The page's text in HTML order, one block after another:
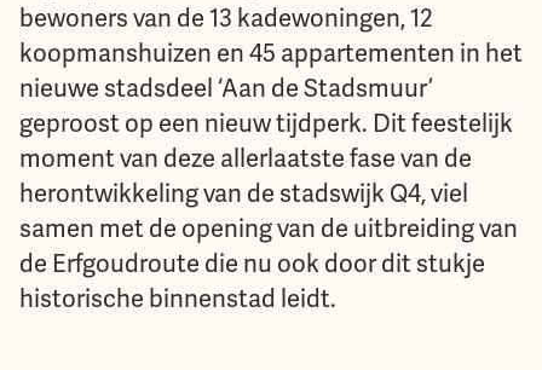
bewoners van de 13 kadewoningen, 12
koopmanshuizen en 45 appartementen in het
nieuwe stadsdeel ‘Aan de Stadsmuur’
geproost op een nieuw tijdperk. Dit feestelijk
moment van deze allerlaatste fase van de
herontwikkeling van de stadswijk Q4, viel
samen met de opening van de uitbreiding van
de Erfgoudroute die nu ook door dit stukje
historische binnenstad leidt.